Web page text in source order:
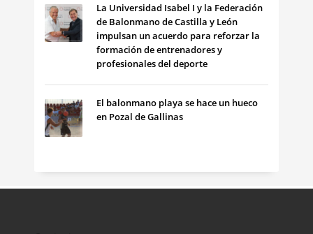
La Universidad Isabel I y la Federación
de Balonmano de Castilla y León
impulsan un acuerdo para reforzar la
formación de entrenadores y
profesionales del deporte
El balonmano playa se hace un hueco
en Pozal de Gallinas